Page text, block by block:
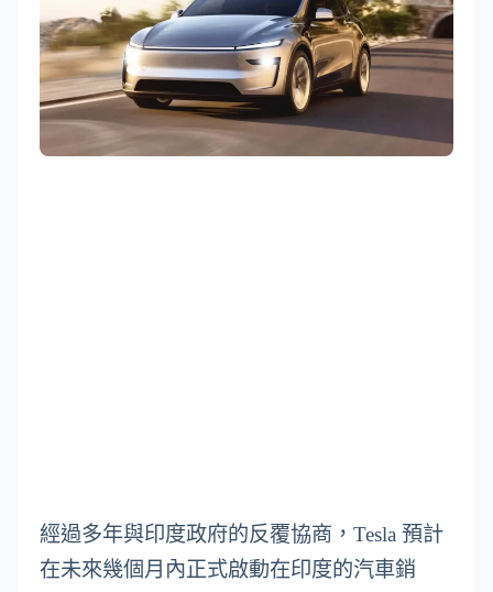
經過多年與印度政府的反覆協商，Tesla 預計
在未來幾個月內正式啟動在印度的汽車銷